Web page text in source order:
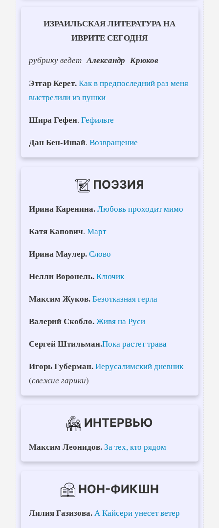
ИЗРАИЛЬСКАЯ ЛИТЕРАТУРА НА
ИВРИТЕ СЕГОДНЯ
рубрику ведет Александр Крюков
Этгар Керет.Как в предпоследний раз меня
выстрелили из пушки
Шира Гефен. Гефильте
Дан Бен-Ишай. Возвращение
ПОЭЗИЯ
Ирина Каренина.Любовь проходит мимо
Катя Капович. Март
Ирина Маулер.Слово
Нелли Воронель.Ключик
Максим Жуков.Безотказная герла
Валерий Скобло.Живя на Руси
Сергей Штильман.Пока растет трава
Игорь Губерман.Иерусалимский дневник
(свежие гарики)
ИНТЕРВЬЮ
Максим Леонидов.За тех, кто рядом
НОН-ФИКШН
Лилия Газизова.А Кайсери унесет ветер